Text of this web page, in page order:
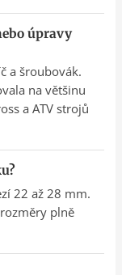
úpravy
a šroubovák.
na většinu
a ATV strojů
22 až 28 mm.
plně